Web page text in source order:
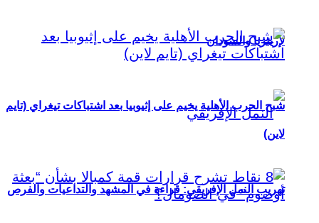
لإريتريا والسودان
تهريب النمل الإفريقي: قراءة في المشهد والتداعيات والفرص
شبح الحرب الأهلية يخيم على إثيوبيا بعد اشتباكات تيغراي (تايم
لاين)